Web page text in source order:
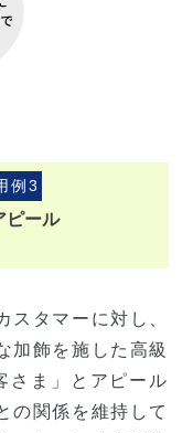
例3
ピール
スタマーに対し、
加飾を施した高級
さま」とアピール
の関係を維持して